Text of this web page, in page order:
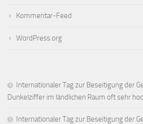
Kommentar-Feed
WordPress.org
Internationaler Tag zur Beseitigung der
Dunkelziffer im ländlichen Raum oft sehr
Internationaler Tag zur Beseitigung der